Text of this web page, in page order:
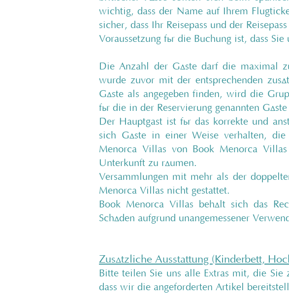
wichtig, dass der Name auf Ihrem
sicher, dass Ihr Reisepass und der
Voraussetzung für die Buchung ist, dass
Die Anzahl der Gäste darf die maximal
wurde zuvor mit der entsprechenden
Gäste als angegeben finden, wird die
für die in der Reservierung genannten
Der Hauptgast ist für das korrekte und
sich Gäste in einer Weise verhalten,
Menorca Villas von Book Menorca
Unterkunft zu räumen.
Versammlungen mit mehr als der
Menorca Villas nicht gestattet.
Book Menorca Villas behält sich das
Schäden aufgrund unangemessener
Zusätzliche Ausstattung (Kinderbett,
Bitte teilen Sie uns alle Extras mit, die Sie
dass wir die angeforderten Artikel